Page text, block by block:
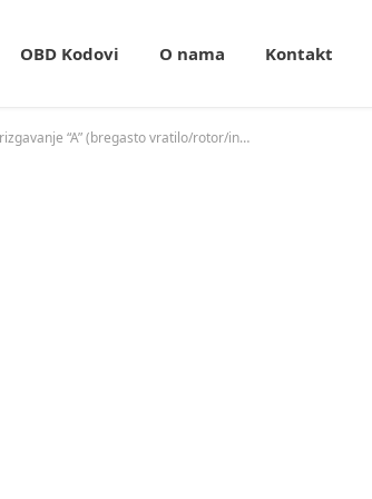
OBD Kodovi O nama Kontakt
P0251 Neispravnost kontrole merenja goriva pumpe za ubrizgavanje “A” (bregasto vratilo/rotor/injektor).